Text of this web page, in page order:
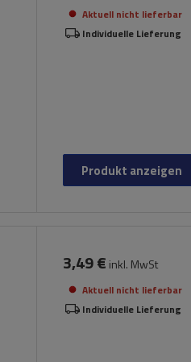
Aktuell nicht lieferbar
Individuelle Lieferung
Produkt anzeigen
3,49 € inkl. MwSt
Aktuell nicht lieferbar
Individuelle Lieferung